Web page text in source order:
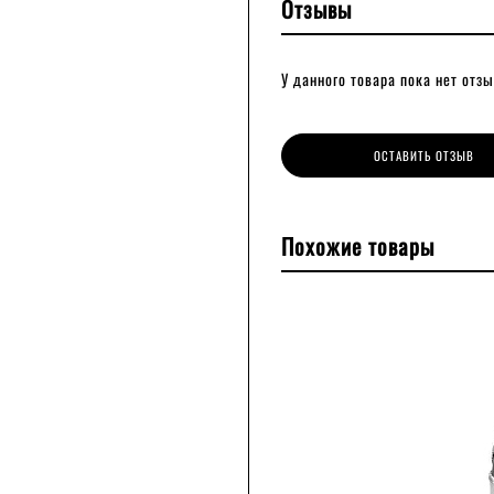
Отзывы
У данного товара пока нет
ОСТАВИТЬ ОТЗЫВ
Похожие товары